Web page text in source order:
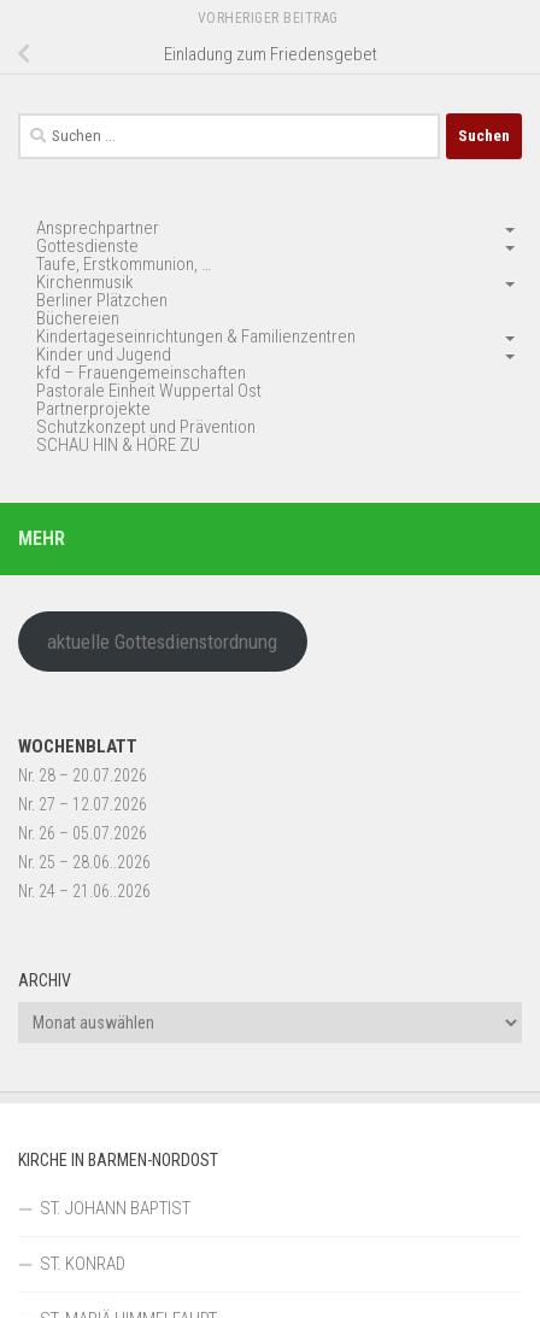
VORHERIGER BEITRAG
Einladung zum Friedensgebet
Suchen
nach:
Ansprechpartner
Gottesdienste
Taufe, Erstkommunion, …
Kirchenmusik
Berliner Plätzchen
Büchereien
Kindertageseinrichtungen & Familienzentren
Kinder und Jugend
kfd – Frauengemeinschaften
Pastorale Einheit Wuppertal Ost
Partnerprojekte
Schutzkonzept und Prävention
SCHAU HIN & HÖRE ZU
MEHR
aktuelle Gottesdienstordnung
WOCHENBLATT
Nr. 28 – 20.07.2026
Nr. 27 – 12.07.2026
Nr. 26 – 05.07.2026
Nr. 25 – 28.06..2026
Nr. 24 – 21.06..2026
ARCHIV
Archiv
KIRCHE IN BARMEN-NORDOST
ST. JOHANN BAPTIST
ST. KONRAD